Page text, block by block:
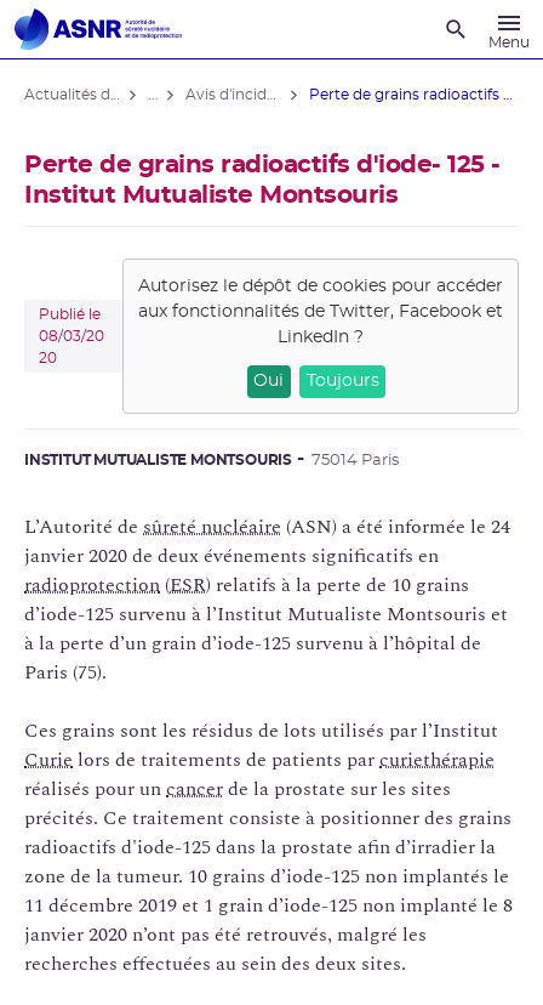
Menu
Perte de grains radioactifs d'iode- 125 -
Institut Mutualiste Montsouris
Publié le
08/03/20
20
Autorisez le dépôt de cookies pour accéder
aux fonctionnalités de Twitter, Facebook et
LinkedIn?
Oui Toujours
INSTITUT MUTUALISTE MONTSOURIS 75014 Paris
L’Autorité de sûreté nucléaire (ASN) a été informée le 24
janvier 2020 de deux événements significatifs en
radioprotection (ESR) relatifs à la perte de 10 grains
d’iode-125 survenu à l’Institut Mutualiste Montsouris et
à la perte d’un grain d’iode-125 survenu à l’hôpital de
Paris (75).
Ces grains sont les résidus de lots utilisés par l’Institut
Curie lors de traitements de patients parcuriethérapie
réalisés pour uncancerde la prostate sur les sites
précités. Ce traitement consiste à positionner des grains
radioactifs d'iode-125 dans la prostate afin d’irradier la
zone de la tumeur. 10 grains d’iode-125 non implantés le
11 décembre 2019 et 1 grain d’iode-125 non implanté le 8
janvier 2020 n’ont pas été retrouvés, malgré les
recherches effectuées au sein des deux sites.